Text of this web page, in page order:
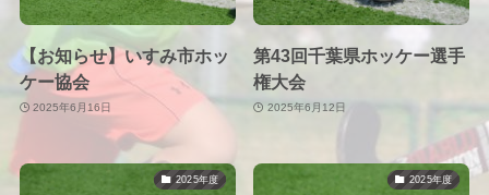
【お知らせ】いすみ市ホッ
ケー協会
2025年6月16日
第43回千葉県ホッケー選手
権大会
2025年6月12日
2025年度 2025年度